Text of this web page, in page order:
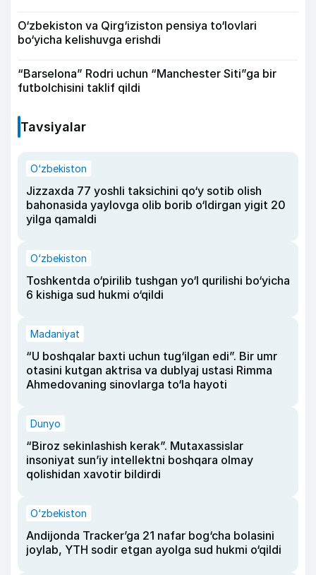
O‘zbekiston va Qirg‘iziston pensiya to‘lovlari
bo‘yicha kelishuvga erishdi
“Barselona” Rodri uchun “Manchester Siti”ga bir
futbolchisini taklif qildi
Tavsiyalar
O‘zbekiston
Jizzaxda 77 yoshli taksichini qo‘y sotib olish
bahonasida yaylovga olib borib o‘ldirgan yigit 20
yilga qamaldi
O‘zbekiston
Toshkentda o‘pirilib tushgan yo‘l qurilishi bo‘yicha
6 kishiga sud hukmi o‘qildi
Madaniyat
“U boshqalar baxti uchun tug‘ilgan edi”. Bir umr
otasini kutgan aktrisa va dublyaj ustasi Rimma
Ahmedovaning sinovlarga to‘la hayoti
Dunyo
“Biroz sekinlashish kerak”. Mutaxassislar
insoniyat sun’iy intellektni boshqara olmay
qolishidan xavotir bildirdi
O‘zbekiston
Andijonda Tracker’ga 21 nafar bog‘cha bolasini
joylab, YTH sodir etgan ayolga sud hukmi o‘qildi